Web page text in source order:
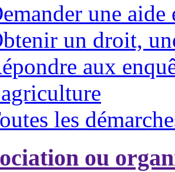
une aide
un droit,
aux
les
ou